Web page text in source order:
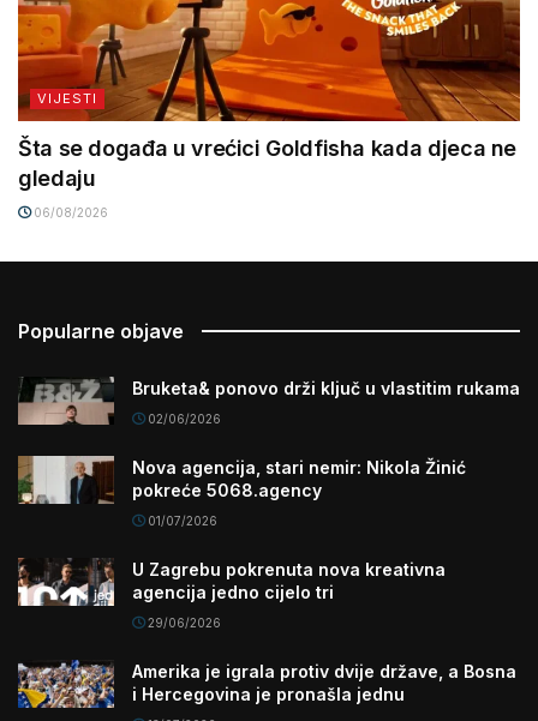
VIJESTI
Šta se događa u vrećici Goldfisha kada djeca ne
gledaju
06/08/2026
Popularne objave
Bruketa& ponovo drži ključ u vlastitim rukama
02/06/2026
Nova agencija, stari nemir: Nikola Žinić
pokreće 5068.agency
01/07/2026
U Zagrebu pokrenuta nova kreativna
agencija jedno cijelo tri
29/06/2026
Amerika je igrala protiv dvije države, a Bosna
i Hercegovina je pronašla jednu